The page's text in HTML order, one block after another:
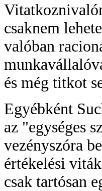
csaknem
valóban
és még titkot
Egyébként
az "egységes
vezényszóra
értékelési
csak tartósan